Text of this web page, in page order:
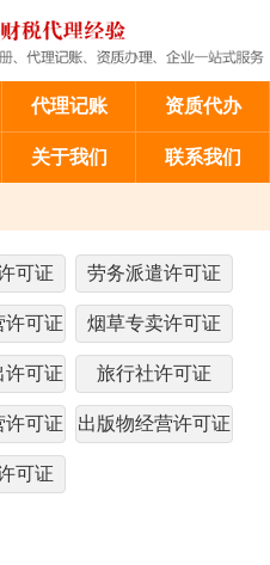
代理记账 资质代办
关于我们 联系我们
可证 劳务派遣许可证
许可证 烟草专卖许可证
许可证 旅行社许可证
许可证 出版物经营许可证
可证